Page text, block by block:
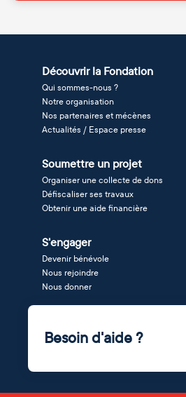
Découvrir la Fondation
Qui sommes-nous ?
Notre organisation
Nos partenaires et mécènes
Actualités / Espace presse
Soumettre un projet
Organiser une collecte de dons
Défiscaliser ses travaux
Obtenir une aide financière
S'engager
Devenir bénévole
Nous rejoindre
Nous donner
Besoin d'aide ?